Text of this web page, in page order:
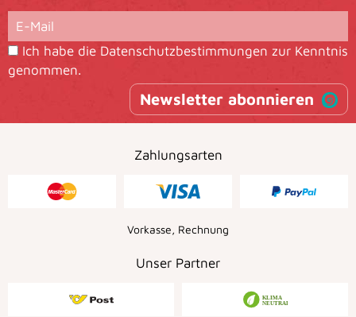
Ich habe die Datenschutzbestimmungen zur Kenntnis
genommen.
Newsletter abonnieren
Zahlungsarten
Vorkasse, Rechnung
Unser Partner